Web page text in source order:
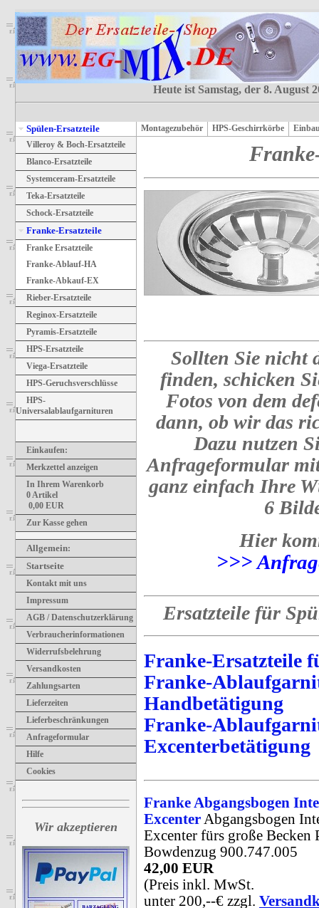
Heute ist Samstag, der 8. August
Spülen-Ersatzteile Montagezubehör HPS-Geschirrkörbe
Villeroy & Boch-Ersatzteile
Blanco-Ersatzteile
Systemceram-Ersatzteile
Teka-Ersatzteile
Schock-Ersatzteile
Franke-Ersatzteile
Franke Ersatzteile
Franke-Ablauf-HA
Franke-Abkauf-EX
Rieber-Ersatzteile
Reginox-Ersatzteile
Pyramis-Ersatzteile
HPS-Ersatzteile
Viega-Ersatzteile
HPS-Geruchsverschlüsse
HPS-
Universalablaufgarnituren
Einkaufen:
Merkzettel anzeigen
In Ihrem Warenkorb
0Artikel
0,00 EUR
Zur Kasse gehen
Allgemein:
Startseite
Kontakt mit uns
Impressum
AGB / Datenschutzerklärung
Verbraucherinformationen
Widerrufsbelehrung
Versandkosten
Zahlungsarten
Lieferzeiten
Lieferbeschränkungen
Anfrageformular
Hilfe
Cookies
Wir akzeptieren
Sollten Sie nicht
finden, schicken
Fotos von dem
dann, ob wir das
Dazu nutzen
Anfrageformular
ganz einfach Ihre
6
Hier
>>>
Ersatzteile für
Franke-Ersatzteile
Franke-
Handbetätigung
Franke-
Excenterbetätigung
Franke Abgangsbogen
Excenter Abgangsbogen
Excenter fürs große Becken
Bowdenzug 900.747.005
42,00 EUR
(Preis inkl. MwSt.
unter 200,--€ zzgl.